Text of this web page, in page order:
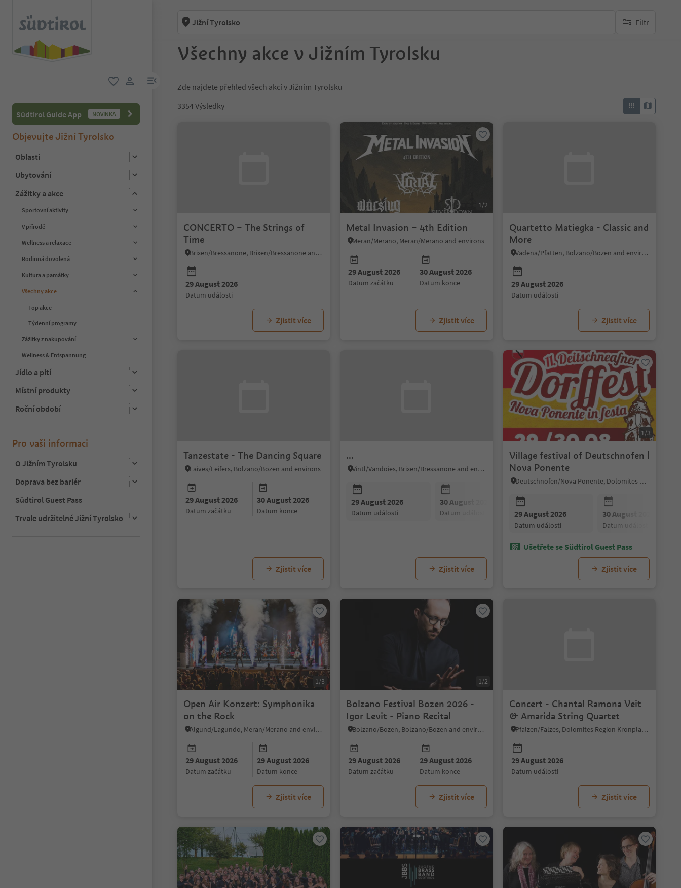
uživatelský odkaz
odkaz na menu
Südtirol Guide App NOVINKA
Objevujte Jižní Tyrolsko
Oblasti
Ubytování
Zážitky a akce
Sportovní aktivity
V přírodě
Wellness a relaxace
Rodinná dovolená
Kultura a památky
Všechny akce
Top akce
Týdenní programy
Zážitky z nakupování
Wellness & Entspannung
Jídlo a pití
Místní produkty
Roční období
Pro vaši informaci
O Jižním Tyrolsku
Doprava bez bariér
Südtirol Guest Pass
Trvale udržitelné Jižní Tyrolsko
Jižní Tyrolsko Filtr
brak aktywnych
Všechny akce v Jižním Tyrolsku
Zde najdete přehled všech akcí v Jižním Tyrolsku
3354Výsledky
CONCERTO – The Strings of
Time
Brixen/Bressanone, Brixen/Bressanone and environs
29 August 2026
datum události
Zjistit více
1/2
Metal Invasion – 4th Edition
Meran/Merano, Meran/Merano and environs
29 August 2026
datum začátku
30 August 2026
datum konce
Zjistit více
Quartetto Matiegka - Classic and
More
Vadena/Pfatten, Bolzano/Bozen and environs
29 August 2026
datum události
Zjistit více
Tanzestate - The Dancing Square
Laives/Leifers, Bolzano/Bozen and environs
29 August 2026
datum začátku
30 August 2026
datum konce
Zjistit více
...
Vintl/Vandoies, Brixen/Bressanone and environs
29 August 2026
datum události
30 August 2026
datum události
Zjistit více
1/3
Village festival of Deutschnofen |
Nova Ponente
Deutschnofen/Nova Ponente, Dolomites Region Eggental
29 August 2026
datum události
30 August 2026
datum události
Ušetřete se Südtirol Guest Pass
Zjistit více
1/3
Open Air Konzert: Symphonika
on the Rock
Algund/Lagundo, Meran/Merano and environs
29 August 2026
datum začátku
29 August 2026
datum konce
Zjistit více
1/2
Bolzano Festival Bozen 2026 -
Igor Levit - Piano Recital
Bolzano/Bozen, Bolzano/Bozen and environs
29 August 2026
datum začátku
29 August 2026
datum konce
Zjistit více
Concert - Chantal Ramona Veit
& Amarida String Quartet
Pfalzen/Falzes, Dolomites Region Kronplatz/Plan de Corones
29 August 2026
datum události
Zjistit více